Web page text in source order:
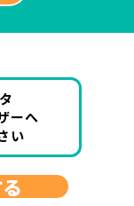
ーへ
い